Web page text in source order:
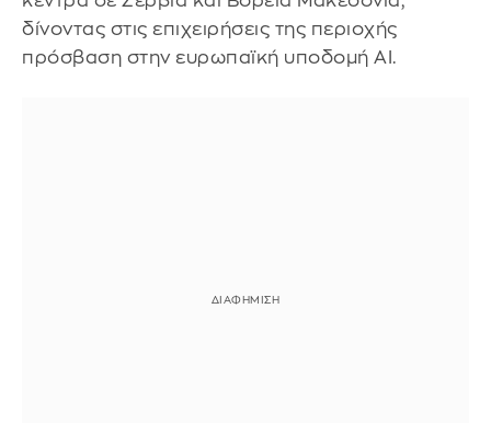
δίνοντας στις επιχειρήσεις της περιοχής
πρόσβαση στην ευρωπαϊκή υποδομή ΑΙ.